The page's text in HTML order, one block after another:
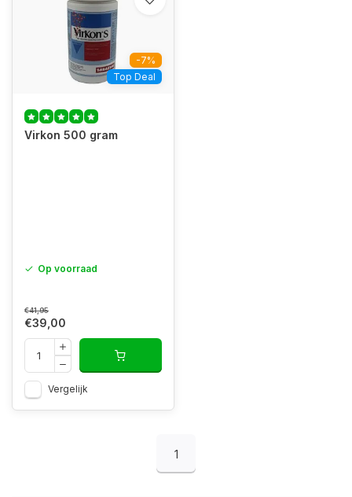
-7%
Top Deal
Virkon 500 gram
Op voorraad
€41,95
€39,00
Vergelijk
1